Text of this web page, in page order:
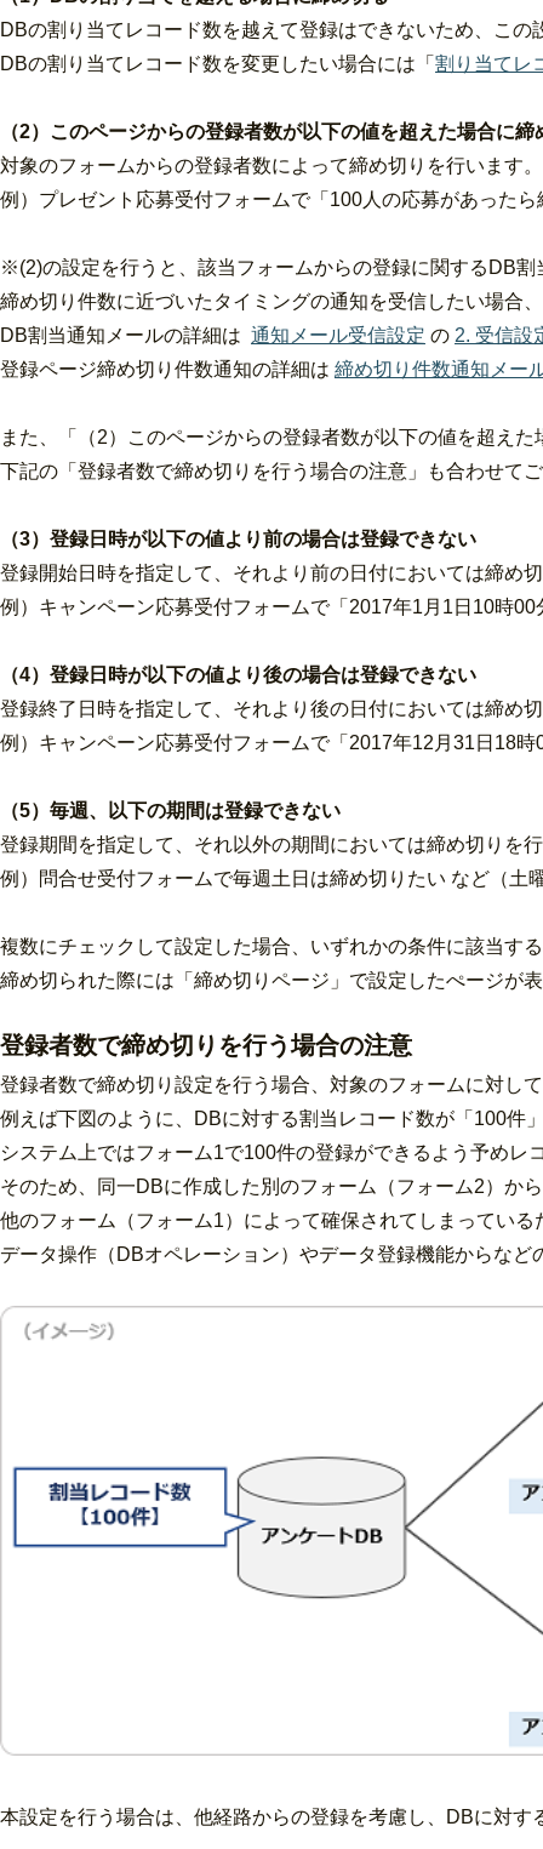
DBの割り当てレコード数を越えて登録はできないため、この
DBの割り当てレコード数を変更したい場合には「 割り当てレ
（2）このページからの登録者数が以下の値を超えた場合に締
対象のフォームからの登録者数によって締め切りを行います。
例）プレゼント応募受付フォームで「100人の応募があった
※(2)の設定を行うと、該当フォームからの登録に関するDB
締め切り件数に近づいたタイミングの通知を受信したい場合
DB割当通知メールの詳細は 通知メール受信設定 の 2. 受信設
登録ページ締め切り件数通知の詳細は 締め切り件数通知メー
また、「（2）このページからの登録者数が以下の値を超え
下記の「登録者数で締め切りを行う場合の注意」も合わせて
（3）登録日時が以下の値より前の場合は登録できない
登録開始日時を指定して、それより前の日付においては締め
例）キャンペーン応募受付フォームで「2017年1月1日10時
（4）登録日時が以下の値より後の場合は登録できない
登録終了日時を指定して、それより後の日付においては締め
例）キャンペーン応募受付フォームで「2017年12月31日18
（5）毎週、以下の期間は登録できない
登録期間を指定して、それ以外の期間においては締め切りを
例）問合せ受付フォームで毎週土日は締め切りたい など（土
複数にチェックして設定した場合、いずれかの条件に該当す
締め切られた際には「締め切りページ」で設定したぺージが
登録者数で締め切りを行う場合の注意
登録者数で締め切り設定を行う場合、対象のフォームに対し
例えば下図のように、DBに対する割当レコード数が「100件
システム上ではフォーム1で100件の登録ができるよう予めレ
そのため、同一DBに作成した別のフォーム（フォーム2）か
他のフォーム（フォーム1）によって確保されてしまってい
データ操作（DBオペレーション）やデータ登録機能からなど
本設定を行う場合は、他経路からの登録を考慮し、DBに対